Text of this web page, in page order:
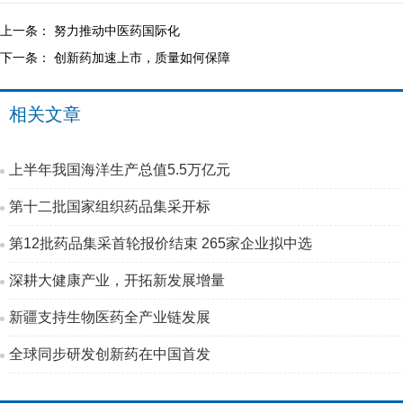
上一条： 努力推动中医药国际化
下一条： 创新药加速上市，质量如何保障
相关文章
上半年我国海洋生产总值5.5万亿元
第十二批国家组织药品集采开标
第12批药品集采首轮报价结束 265家企业拟中选
深耕大健康产业，开拓新发展增量
新疆支持生物医药全产业链发展
全球同步研发创新药在中国首发